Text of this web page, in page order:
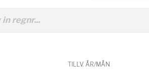
TILLV. ÅR/MÅN